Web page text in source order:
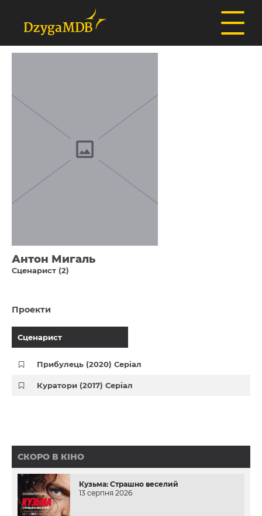
Антон Мигаль
Сценарист (2)
Проекти
Сценарист
Прибулець (2020) Серіал
Куратори (2017) Серіал
СКОРО В КІНО
Кузьма: Страшно веселий
13 серпня 2026